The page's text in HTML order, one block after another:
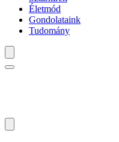
Életmód
Gondolataink
Tudomány